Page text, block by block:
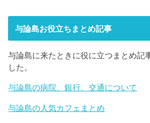
与論島お役立ちまとめ記事
与論島に来たときに役に立つまとめ記
した。
与論島の病院、銀行、交通について
与論島の人気カフェまとめ